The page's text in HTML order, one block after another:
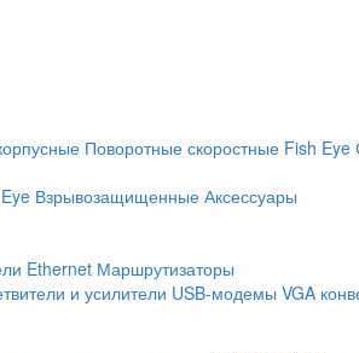
Поворотные скоростные Fish Eye
Взрывозащищенные Аксессуары
Ethernet Маршрутизаторы
и усилители USB-модемы VGA